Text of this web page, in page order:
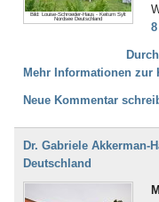
Bild: Louise-Schroeder-Haus - Keitum Sylt
Nordsee Deutschland
Mehr Informationen zur
Neue Kommentar
Dr. Gabriele Akkerman-
Deutschland